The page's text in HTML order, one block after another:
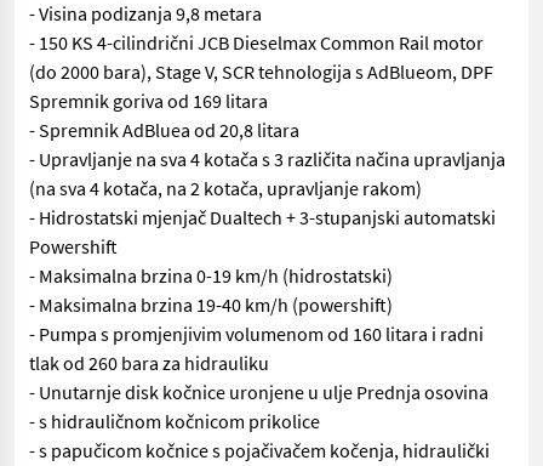
- Visina podizanja 9,8 metara
- 150 KS 4-cilindrični JCB Dieselmax Common Rail motor
(do 2000 bara), Stage V, SCR tehnologija s AdBlueom, DPF
Spremnik goriva od 169 litara
- Spremnik AdBluea od 20,8 litara
- Upravljanje na sva 4 kotača s 3 različita načina upravljanja
(na sva 4 kotača, na 2 kotača, upravljanje rakom)
- Hidrostatski mjenjač Dualtech + 3-stupanjski automatski
Powershift
- Maksimalna brzina 0-19 km/h (hidrostatski)
- Maksimalna brzina 19-40 km/h (powershift)
- Pumpa s promjenjivim volumenom od 160 litara i radni
tlak od 260 bara za hidrauliku
- Unutarnje disk kočnice uronjene u ulje Prednja osovina
- s hidrauličnom kočnicom prikolice
- s papučicom kočnice s pojačivačem kočenja, hidraulički